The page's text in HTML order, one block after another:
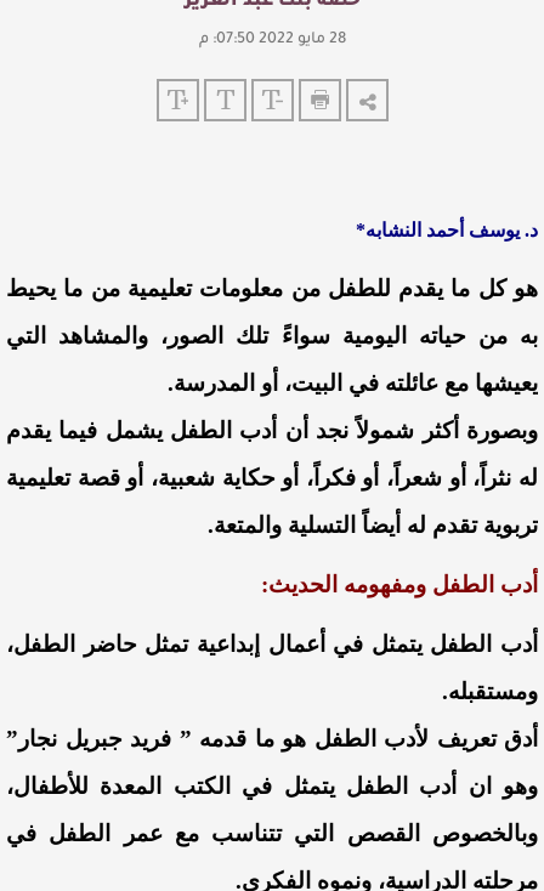
28 مايو 2022 07:50: م
د. يوسف أحمد النشابه*
هو كل ما يقدم للطفل من معلومات تعليمية من ما يحيط
به من حياته اليومية سواءً تلك الصور، والمشاهد التي
يعيشها مع عائلته في البيت، أو المدرسة.
وبصورة أكثر شمولاً نجد أن أدب الطفل يشمل فيما يقدم
له نثراً، أو شعراً، أو فكراً، أو حكاية شعبية، أو قصة تعليمية
تربوية تقدم له أيضاً التسلية والمتعة.
أدب الطفل ومفهومه الحديث:
أدب الطفل يتمثل في أعمال إبداعية تمثل حاضر الطفل،
ومستقبله.
أدق تعريف لأدب الطفل هو ما قدمه ” فريد جبريل نجار”
وهو ان أدب الطفل يتمثل في الكتب المعدة للأطفال،
وبالخصوص القصص التي تتناسب مع عمر الطفل في
مرحلته الدراسية، ونموه الفكري.